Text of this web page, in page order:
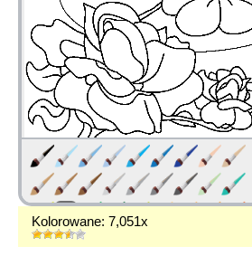
Kolorowane: 7,051x